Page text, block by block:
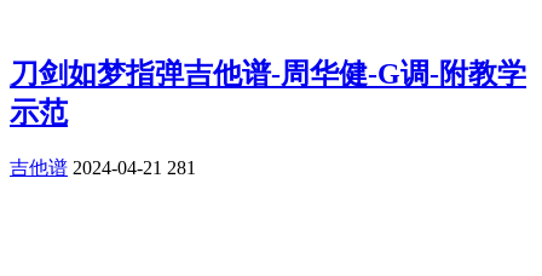
刀剑如梦指弹吉他谱-周华健-G调-附教学
示范
吉他谱 2024-04-21 281